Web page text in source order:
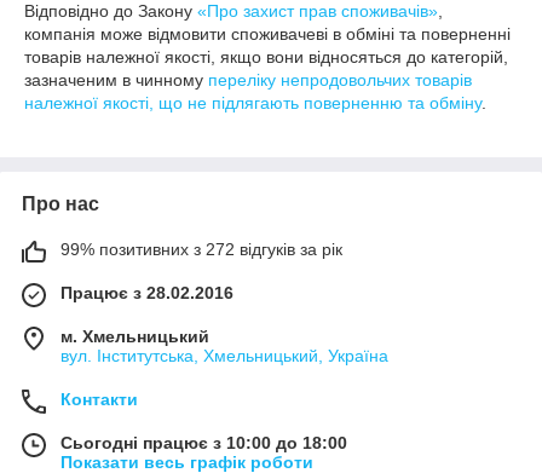
Відповідно до Закону «Про захист прав споживачів»
компанія може відмовити споживачеві в обміні та поверненні
товарів належної якості, якщо вони відносяться до категорій,
зазначеним в чинному переліку непродовольчих товарів
належної якості, що не підлягають поверненню та обміну.
Про нас
99% позитивних з 272 відгуків за рік
Працює з 28.02.2016
м. Хмельницький
вул. Інститутська, Хмельницький, Україна
Контакти
Сьогодні працює з 10:00 до 18:00
Показати весь графік роботи